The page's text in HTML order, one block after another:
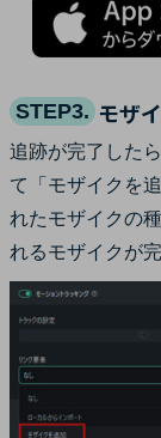
STEP3. モザ
追跡が完了した
て「モザイクを
れたモザイクの
れるモザイクが